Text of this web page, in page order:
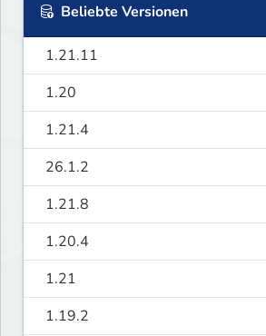
Beliebte Versionen
1.21.11
1.20
1.21.4
26.1.2
1.21.8
1.20.4
1.21
1.19.2